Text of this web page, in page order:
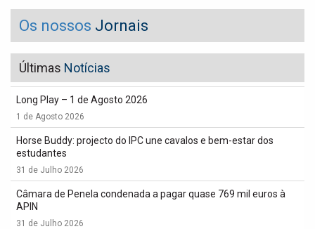
Os nossos Jornais
Últimas Notícias
Long Play – 1 de Agosto 2026
1 de Agosto 2026
Horse Buddy: projecto do IPC une cavalos e bem-estar dos
estudantes
31 de Julho 2026
Câmara de Penela condenada a pagar quase 769 mil euros à
APIN
31 de Julho 2026